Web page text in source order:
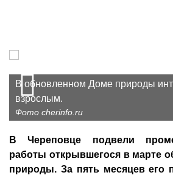
Prev
В обновленном Доме природы
взрослым.
Фото cherinfo.ru
Ведется в здании и
В Череповце подвели
работы открывшегося в марте
природы. За пять месяцев его